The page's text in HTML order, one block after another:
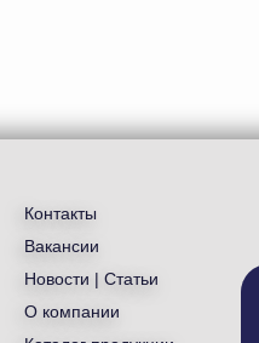
Контакты
Вакансии
Новости | Статьи
О компании